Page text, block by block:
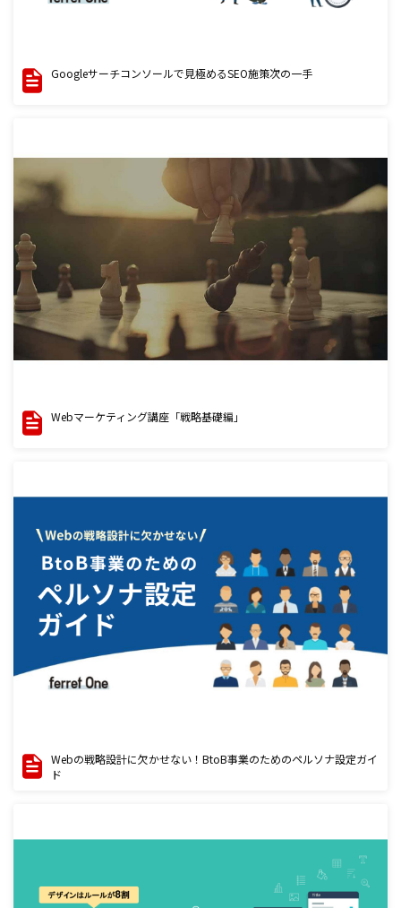
Googleサーチコンソールで見極めるSEO施策次の一手
Webマーケティング講座「戦略基礎編」
Webの戦略設計に欠かせない！BtoB事業のためのペルソナ設定ガイ
ド